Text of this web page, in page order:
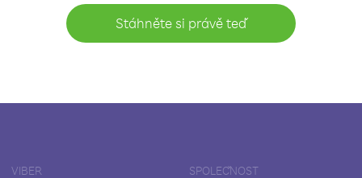
Stáhněte si právě teď
VIBER SPOLEČNOST